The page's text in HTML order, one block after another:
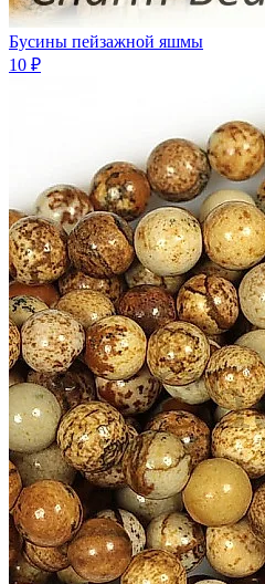
Бусины пейзажной яшмы
10 ₽